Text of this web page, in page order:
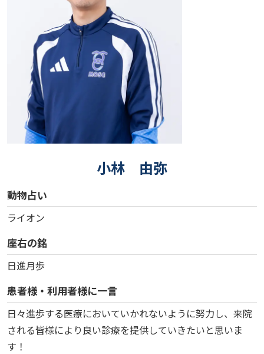
小林 由弥
動物占い
ライオン
座右の銘
日進月歩
患者様・利用者様に一言
日々進歩する医療においていかれないように努力し、来院
される皆様により良い診療を提供していきたいと思いま
す！